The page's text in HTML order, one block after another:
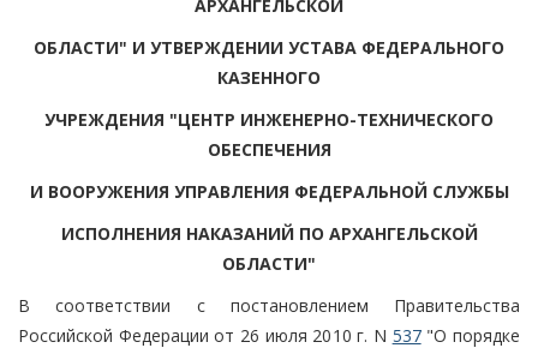
АРХАНГЕЛЬСКОЙ
ОБЛАСТИ" И УТВЕРЖДЕНИИ УСТАВА ФЕДЕРАЛЬНОГО
КАЗЕННОГО
УЧРЕЖДЕНИЯ "ЦЕНТР ИНЖЕНЕРНО-ТЕХНИЧЕСКОГО
ОБЕСПЕЧЕНИЯ
И ВООРУЖЕНИЯ УПРАВЛЕНИЯ ФЕДЕРАЛЬНОЙ СЛУЖБЫ
ИСПОЛНЕНИЯ НАКАЗАНИЙ ПО АРХАНГЕЛЬСКОЙ
ОБЛАСТИ"
В соответствии с постановлением Правительства
Российской Федерации от 26 июля 2010 г. N 537"О порядке